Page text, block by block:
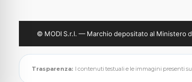
© MODI S.r.l. — Marchio depositato al Ministero
Trasparenza: I contenuti testuali e le immagini presenti